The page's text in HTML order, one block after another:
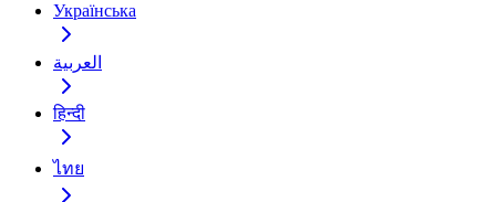
Українська
العربية
हिन्दी
ไทย